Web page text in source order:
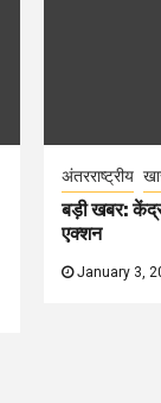
अंतरराष्ट्रीय
बड़ी खबर:
एक्शन
January 3,